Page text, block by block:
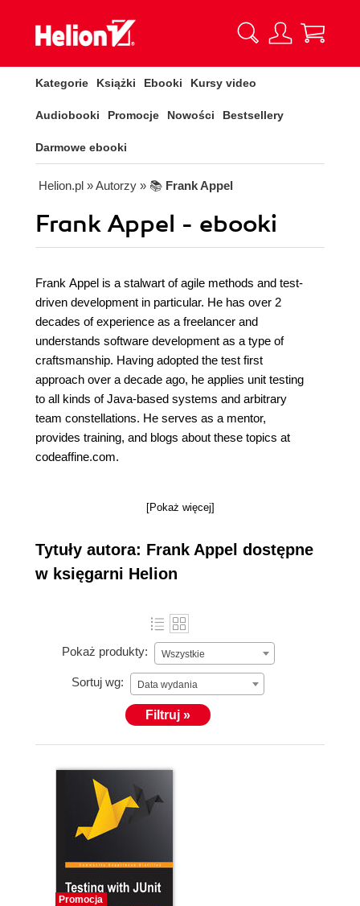
Kategorie Książki Ebooki Kursy video
Audiobooki Promocje Nowości Bestsellery
Darmowe ebooki
Helion.pl » Autorzy » 📚 Frank Appel
Frank Appel - ebooki
Frank Appel is a stalwart of agile methods and test-
driven development in particular. He has over 2
decades of experience as a freelancer and
understands software development as a type of
craftsmanship. Having adopted the test first
approach over a decade ago, he applies unit testing
to all kinds of Java-based systems and arbitrary
team constellations. He serves as a mentor,
provides training, and blogs about these topics at
codeaffine.com.
[Pokaż więcej]
Tytuły autora: Frank Appel dostępne
w księgarni Helion
Pokaż produkty: Wszystkie
Sortuj wg: Data wydania
Filtruj »
Promocja